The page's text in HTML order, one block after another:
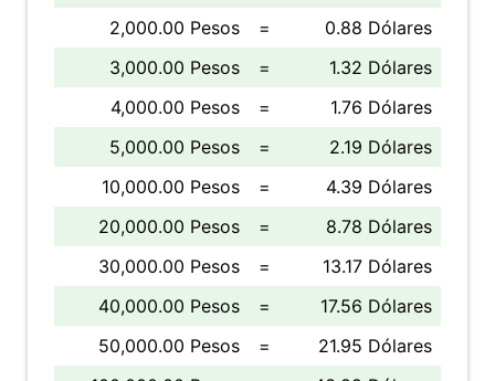
2,000.00 Pesos
=
0.88 Dólares
3,000.00 Pesos
=
1.32 Dólares
4,000.00 Pesos
=
1.76 Dólares
5,000.00 Pesos
=
2.19 Dólares
10,000.00 Pesos
=
4.39 Dólares
20,000.00 Pesos
=
8.78 Dólares
30,000.00 Pesos
=
13.17 Dólares
40,000.00 Pesos
=
17.56 Dólares
50,000.00 Pesos
=
21.95 Dólares